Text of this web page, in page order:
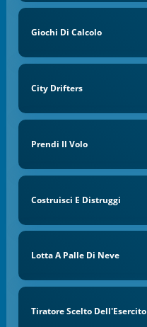
Giochi Di Calcolo
City Drifters
Prendi Il Volo
Costruisci E Distruggi
Lotta A Palle Di Neve
Tiratore Scelto Dell'Esercito